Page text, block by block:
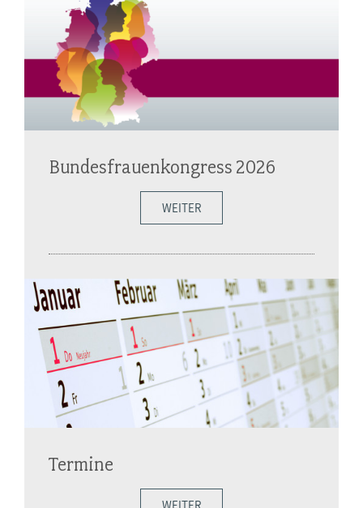
Bundesfrauenkongress 2026
WEITER
Termine